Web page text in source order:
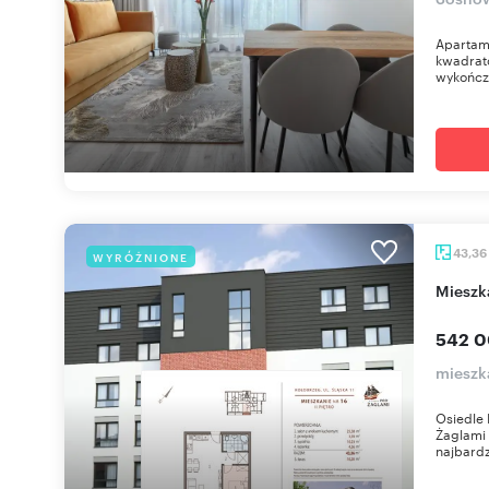
WYRÓŻNIONE 43,36
542
Osiedle